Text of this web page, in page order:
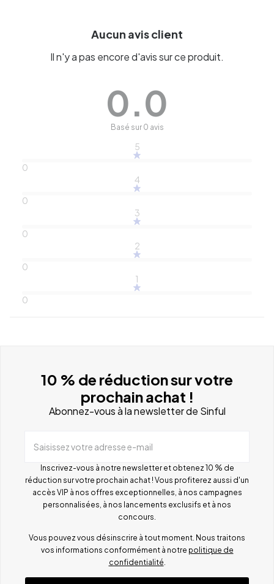
Aucun avis client
Il n'y a pas encore d'avis sur ce produit.
0.0
Basé sur 0 avis
5
0
4
0
3
0
2
0
1
0
10 % de réduction sur votre
prochain achat !
Abonnez-vous à la newsletter de Sinful
Saisissez votre adresse e-mail
Inscrivez-vous à notre newsletter et obtenez 10 % de
réduction sur votre prochain achat ! Vous profiterez aussi d'un
accès VIP à nos offres exceptionnelles, à nos campagnes
personnalisées, à nos lancements exclusifs et à nos
concours.
Vous pouvez vous désinscrire à tout moment. Nous traitons
vos informations conformément à notre politique de
confidentialité